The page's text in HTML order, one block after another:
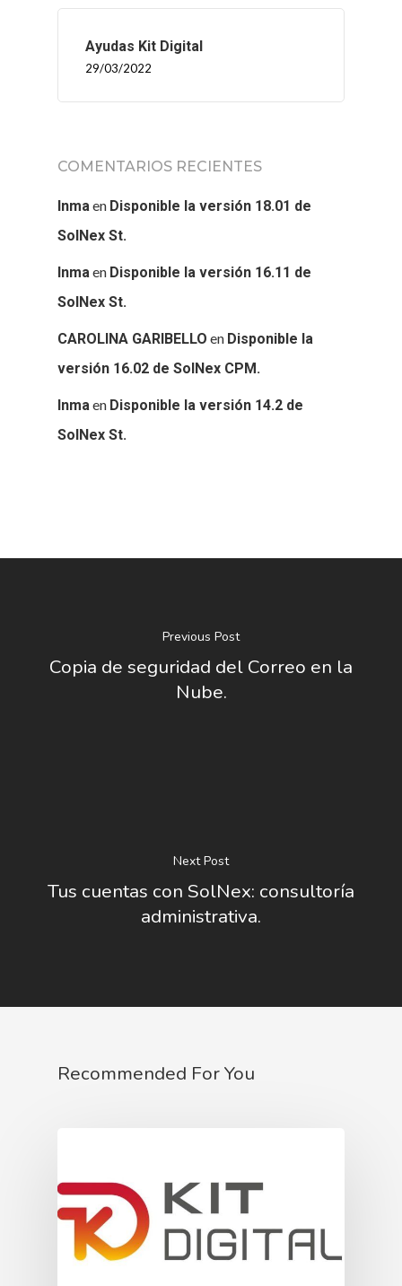
Ayudas Kit Digital
29/03/2022
COMENTARIOS RECIENTES
Inmaen Disponible la versión 18.01 de
SolNex St.
Inmaen Disponible la versión 16.11 de
SolNex St.
CAROLINA GARIBELLO en Disponible la
versión 16.02 de SolNex CPM.
Inmaen Disponible la versión 14.2 de
SolNex St.
Previous Post
Copia de seguridad del Correo en la
Nube.
Next Post
Tus cuentas con SolNex: consultoría
administrativa.
Recommended For You
BLOG
CONTACTO